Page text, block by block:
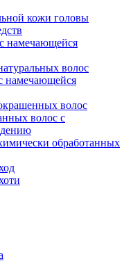
кожи головы
намечающейся
волос
намечающейся
волос
волос с
обработанных